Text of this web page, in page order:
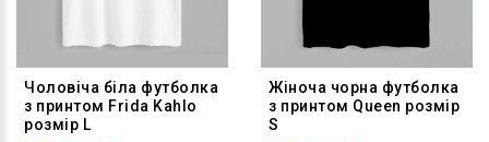
Чоловіча біла футболка
з принтом Frida Kahlo
розмір L
Жіноча чорна футболка
з принтом Queen розмір
S